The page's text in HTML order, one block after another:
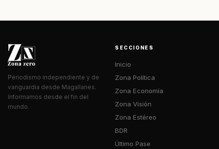
Periodismo independiente y de
vanguardia desde Magallanes.
Informamos desde el fin del
mundo.
SECCIONES
Inicio
Zona Política
Zona Economía
Zona Visión
Zona Estéreo
BDR
Último Pase